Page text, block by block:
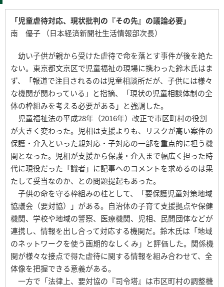
「児童虐待対応、現状批判の『その先』の議論必要」
南 優子 （日本経済新聞社生活情報部次長）
幼い子供が親から受けた虐待で命を落とす事件が後を絶た
ない。東京都文京区で児童福祉の現場に携わった鈴木氏はま
ず、「報道で注目されるのは児童相談所だが、子供には様々
な機関が関わっている」と指摘、「現状の児童相談体制の全
体の枠組みを考える必要がある」と強調した。
児童福祉法の平成28年（2016年）改正で市区町村の役割
が大きく変わった。児相は支援よりも、リスクが高い案件の
保護・介入といった親対応・子対応の一部を重点的に担う機
関となった。児相が支援から保護・介入まで幅広く担った時
代に現役だった「識者」に記事へのコメントを求めるのは果
たして妥当なのか、との問題提起もあった。
子供の命を守る枠組みの柱として、「要保護児童対策地域
協議会（要対協）」がある。自治体の子育て支援拠点や保健
機関、学校や地域の警察、医療機関、児相、民間団体などが
連携し、情報を出し合って対応する機関だ。鈴木氏は「地域
のネットワークを使う画期的なしくみ」と評価した。関係機
関が様々な接点で得た虐待に関する情報を組み合わせて、全
体像を把握できる意義がある。
一方で「法律上、要対協の『司令塔』は市区町村の調整機